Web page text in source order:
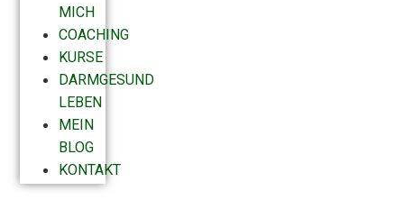
MICH
COACHING
KURSE
DARMGESUND
LEBEN
MEIN
BLOG
KONTAKT